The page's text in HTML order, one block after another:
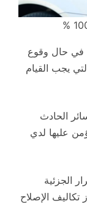
في حال وقوع
الطرف الثاني 100% والتي يجب القيام
الحادث
عليها لدي
الجزئية
تكاليف الإصلاح